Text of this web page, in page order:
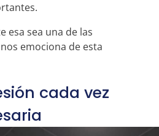
esa sea una de las
emociona de esta
cada vez